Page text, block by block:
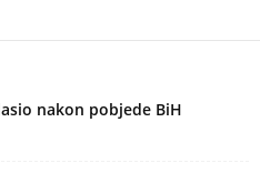
nakon pobjede BiH